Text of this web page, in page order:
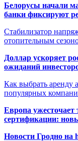
Белорусы начали
банки фиксируют
Стабилизатор
отопительным
Доллар ускоряет
ожиданий
Как выбрать аренду
популярных
Европа ужесточает
сертификации:
Новости Гродно на